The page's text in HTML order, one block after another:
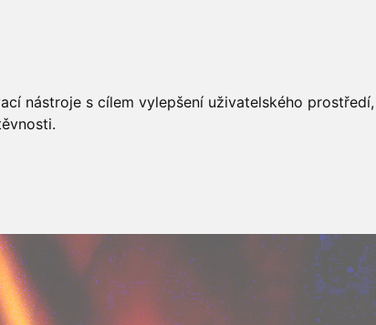
nástroje s cílem vylepšení uživatelského